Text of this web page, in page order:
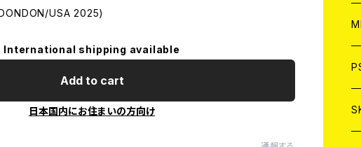
USA 2025)
International shipping available
Add to cart
日本国内にお住まいの方向け